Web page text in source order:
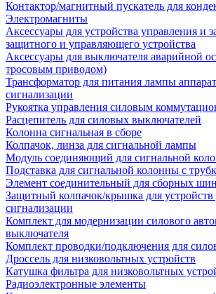
Контактор/магнитный пускатель для
Электромагниты
Аксессуары для устройства управления и
защитного и управляющего устройства
Аксессуары для выключателя аварийной
тросовым приводом)
Трансформатор для питания лампы
сигнализации
Рукоятка управления силовым
Расцепитель для силовых выключателей
Колонна сигнальная в сборе
Колпачок, линза для сигнальной лампы
Модуль соединяющий для сигнальной
Подставка для сигнальной колонны с
Элемент соединительный для сборных шин
Защитный колпачок/крышка для устройств
сигнализации
Комплект для модернизации силового
выключателя
Комплект проводки/подключения для
Дроссель для низковольтных устройств
Катушка фильтра для низковольтных
Радиоэлектронные элементы